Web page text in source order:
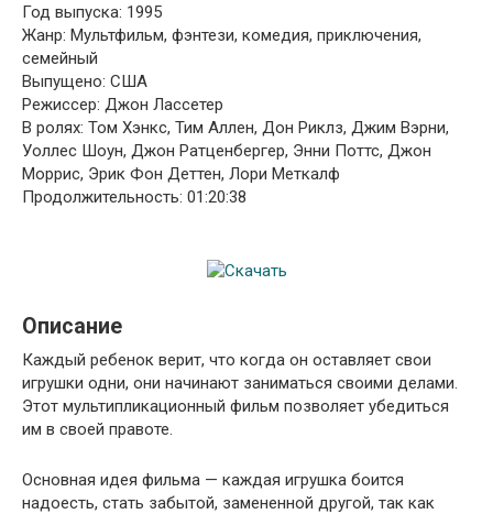
Год выпуска: 1995
Жанр: Мультфильм, фэнтези, комедия, приключения,
семейный
Выпущено: США
Режиссер: Джон Лассетер
В ролях: Том Хэнкс, Тим Аллен, Дон Риклз, Джим Вэрни,
Уоллес Шоун, Джон Ратценбергер, Энни Поттс, Джон
Моррис, Эрик Фон Деттен, Лори Меткалф
Продолжительность: 01:20:38
Описание
Каждый ребенок верит, что когда он оставляет свои
игрушки одни, они начинают заниматься своими делами.
Этот мультипликационный фильм позволяет убедиться
им в своей правоте.
Основная идея фильма — каждая игрушка боится
надоесть, стать забытой, замененной другой, так как